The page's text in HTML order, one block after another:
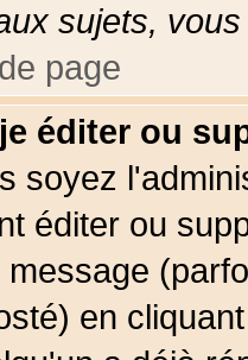
sujets,
page
éditer ou
soyez
éditer ou
en